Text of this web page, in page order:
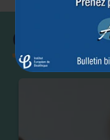
GPA